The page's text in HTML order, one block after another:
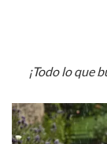
¡Todo lo que